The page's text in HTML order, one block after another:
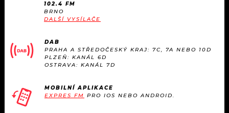
#NEBUDUDOMA
KVÍZY
TRENDY
APLIKACE
PROGRAM
PLAYLIST
JAK NALADIT
SOUTĚŽE
102.4 FM
BRNO
DALŠÍ VYSÍLAČE
DAB
PRAHA A STŘEDOČESKÝ KRAJ: 7C, 7A NEBO 10D
PLZEŇ: KANÁL 6D
OSTRAVA: KANÁL 7D
MOBILNÍ APLIKACE
EXPRES FM PRO IOS NEBO ANDROID.